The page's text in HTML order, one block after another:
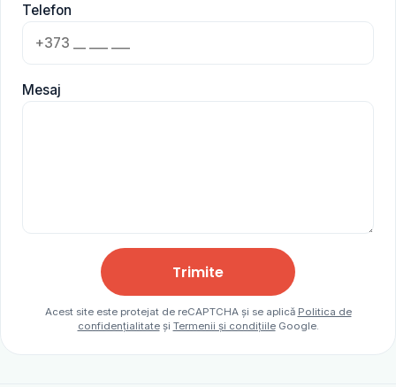
Telefon
Mesaj
Trimite
Acest site este protejat de reCAPTCHA și se aplică Politica de
confidențialitateși Termenii și condițiileGoogle.